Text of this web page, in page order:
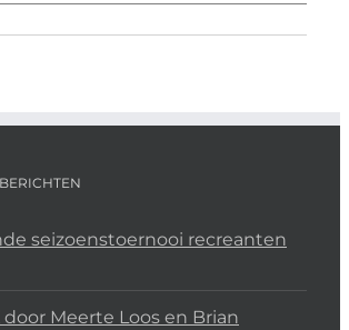
seizoenstoernooi recreanten
door Meerte Loos en Brian